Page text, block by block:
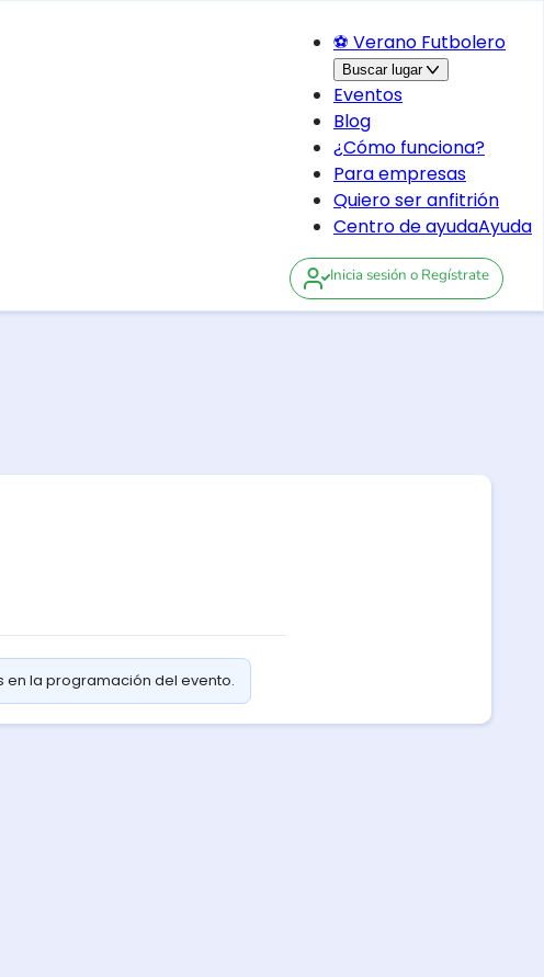
⚽ Verano Futbolero
Buscar lugar
Eventos
Blog
¿Cómo funciona?
Para empresas
Quiero ser anfitrión
Centro de ayudaAyuda
Inicia sesión o Regístrate
en la programación del evento.